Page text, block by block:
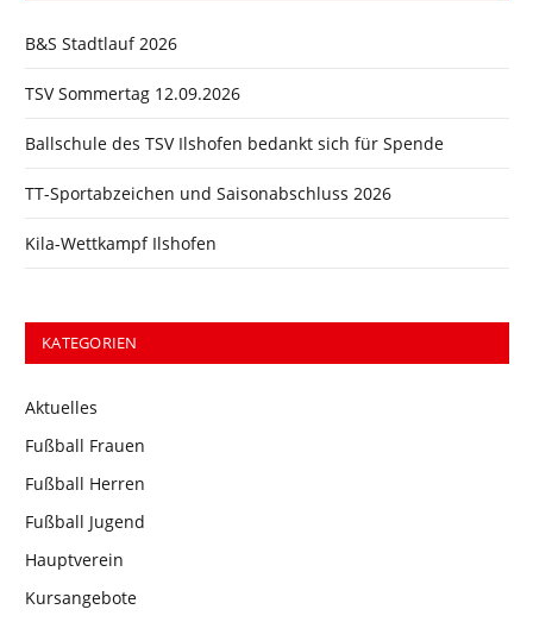
B&S Stadtlauf 2026
TSV Sommertag 12.09.2026
Ballschule des TSV Ilshofen bedankt sich für Spende
TT-Sportabzeichen und Saisonabschluss 2026
Kila-Wettkampf Ilshofen
KATEGORIEN
Aktuelles
Fußball Frauen
Fußball Herren
Fußball Jugend
Hauptverein
Kursangebote